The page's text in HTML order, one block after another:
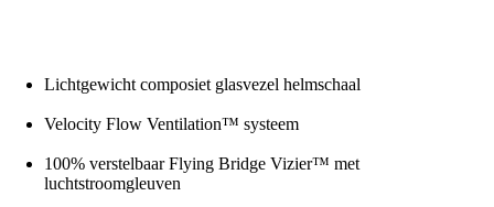
Lichtgewicht composiet glasvezel helmschaal
Velocity Flow Ventilation™ systeem
100% verstelbaar Flying Bridge Vizier™ met
luchtstroomgleuven